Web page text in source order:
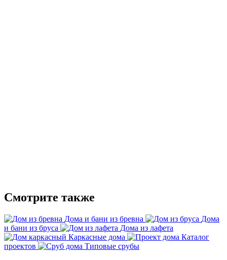
Смотрите также
Дома и бани из бревна
Дома
и бани из бруса
Дома из лафета
Каркасные дома
Каталог
проектов
Типовые срубы